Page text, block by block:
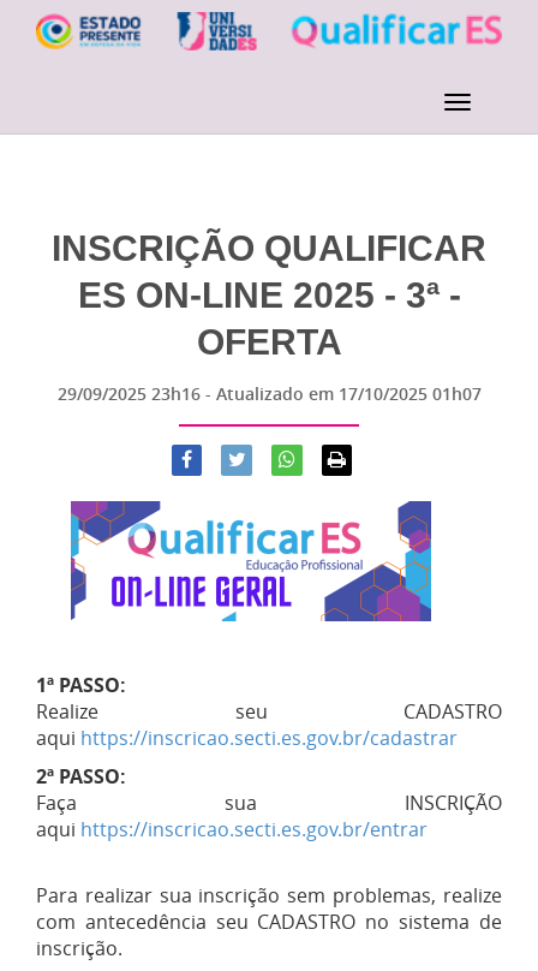
INSCRIÇÃO QUALIFICAR
ES ON-LINE 2025 - 3ª -
OFERTA
29/09/2025 23h16 - Atualizado em 17/10/2025 01h07
1ª PASSO:
Realize seu CADASTRO
aqui https://inscricao.secti.es.gov.br/cadastrar
2ª PASSO:
Faça sua INSCRIÇÃO
aqui https://inscricao.secti.es.gov.br/entrar
Para realizar sua inscrição sem problemas, realize
com antecedência seu CADASTRO no sistema de
inscrição.